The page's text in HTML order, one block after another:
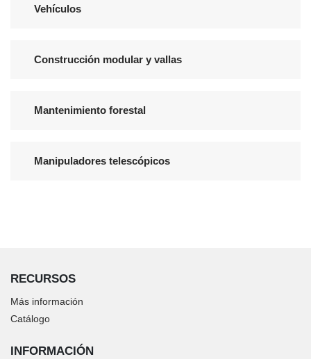
Vehículos
Construcción modular y vallas
Mantenimiento forestal
Manipuladores telescópicos
RECURSOS
Más información
Catálogo
INFORMACIÓN